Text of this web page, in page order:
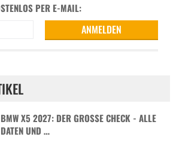
PER E-MAIL:
BMW X5 2027: DER GROSSE CHECK - ALLE D
ATEN UND …